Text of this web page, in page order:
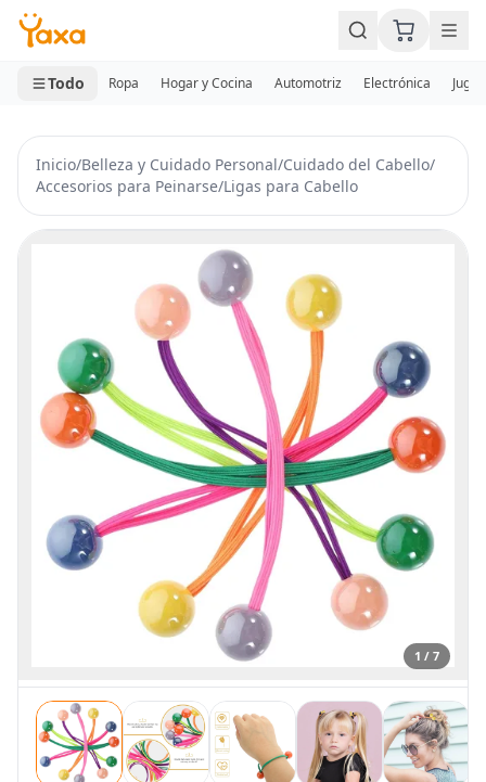
MINI CARRITO
0 productos
Todo Ropa Hogar y Cocina Automotriz Electrónica
Inicio/Belleza y Cuidado Personal/Cuidado del Cabello/
Accesorios para Peinarse/Ligas para Cabello
1 / 7